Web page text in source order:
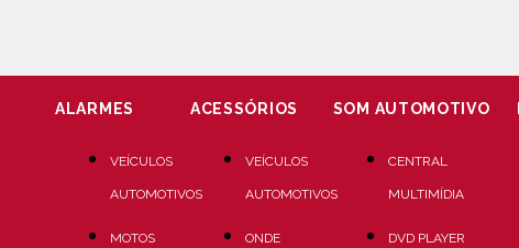
ALARMES
VEÍCULOS
AUTOMOTIVOS
MOTOS
ACESSÓRIOS
VEÍCULOS
AUTOMOTIVOS
ONDE
SOM AUTOMOTIVO
CENTRAL
MULTIMÍDIA
DVD PLAYER